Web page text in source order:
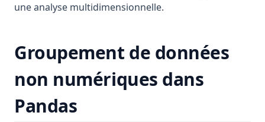
une analyse multidimensionnelle.
Groupement de données
non numériques dans
Pandas